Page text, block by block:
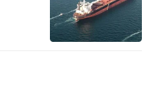
和体育场馆开放时